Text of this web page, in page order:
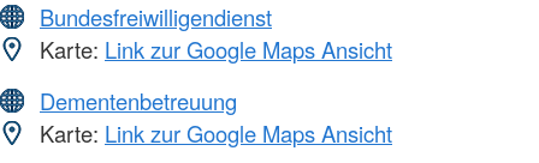
Bundesfreiwilligendienst
Karte: Link zur Google Maps Ansicht
Dementenbetreuung
Karte: Link zur Google Maps Ansicht